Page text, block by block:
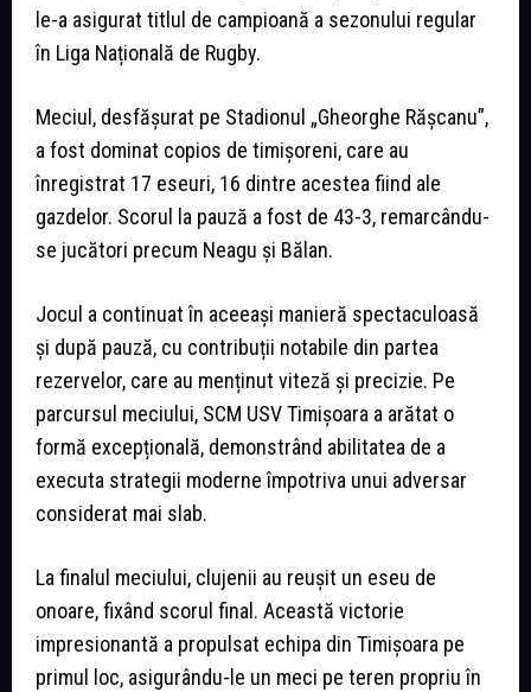
le-a asigurat titlul de campioană a sezonului regular
în Liga Națională de Rugby.
Meciul, desfășurat pe Stadionul „Gheorghe Rășcanu”,
a fost dominat copios de timișoreni, care au
înregistrat 17 eseuri, 16 dintre acestea fiind ale
gazdelor. Scorul la pauză a fost de 43-3, remarcându-
se jucători precum Neagu și Bălan.
Jocul a continuat în aceeași manieră spectaculoasă
și după pauză, cu contribuții notabile din partea
rezervelor, care au menținut viteză și precizie. Pe
parcursul meciului, SCM USV Timișoara a arătat o
formă excepțională, demonstrând abilitatea de a
executa strategii moderne împotriva unui adversar
considerat mai slab.
La finalul meciului, clujenii au reușit un eseu de
onoare, fixând scorul final. Această victorie
impresionantă a propulsat echipa din Timișoara pe
primul loc, asigurându-le un meci pe teren propriu în